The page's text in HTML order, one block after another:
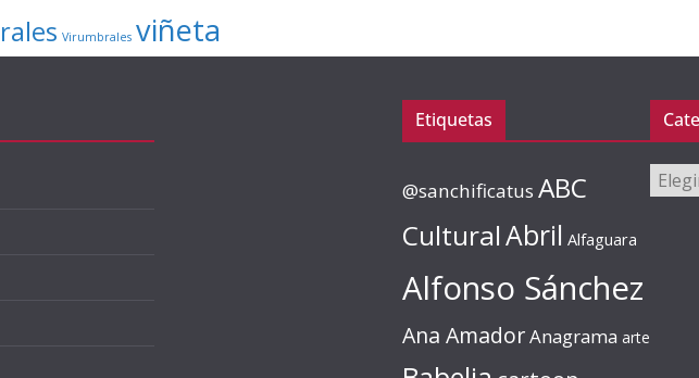
Virumbrales viñeta
Etiquetas
@sanchificatus ABC
CulturalAbril Alfaguara
Alfonso Sánchez
Ana AmadorAnagrama arte